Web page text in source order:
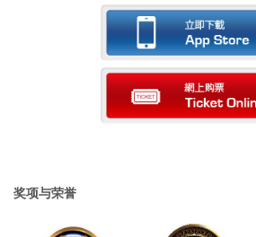
奖项与荣誉